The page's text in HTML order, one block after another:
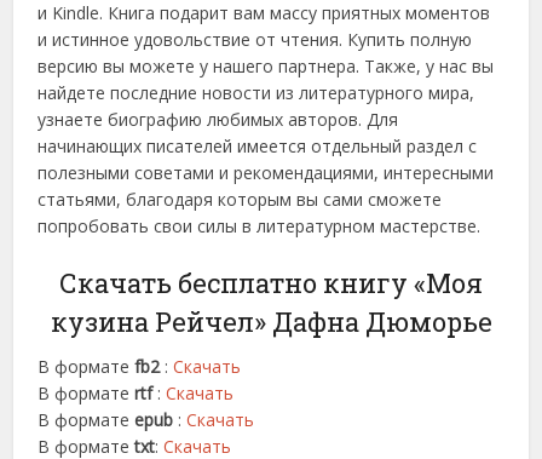
и Kindle. Книга подарит вам массу приятных моментов
и истинное удовольствие от чтения. Купить полную
версию вы можете у нашего партнера. Также, у нас вы
найдете последние новости из литературного мира,
узнаете биографию любимых авторов. Для
начинающих писателей имеется отдельный раздел с
полезными советами и рекомендациями, интересными
статьями, благодаря которым вы сами сможете
попробовать свои силы в литературном мастерстве.
Скачать бесплатно книгу «Моя
кузина Рейчел» Дафна Дюморье
В форматеfb2:Скачать
В форматеrtf :Скачать
В форматеepub :Скачать
В форматеtxt:Скачать